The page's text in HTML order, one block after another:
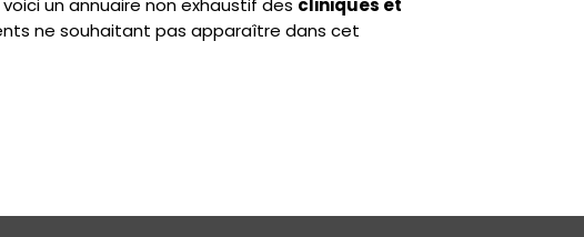
un annuaire non exhaustif des cliniques et
ne souhaitant pas apparaître dans cet